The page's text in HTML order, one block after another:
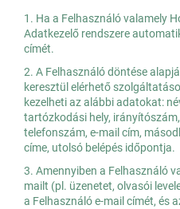
1. Ha a Felhasználó valamely
Adatkezelő rendszere
címét.
2. A Felhasználó döntése
keresztül elérhető
kezelheti az alábbi adatokat:
tartózkodási hely,
telefonszám, e-mail cím,
címe, utolsó belépés időpontja.
3. Amennyiben a Felhasználó
mailt (pl. üzenetet, olvasói
a Felhasználó e-mail címét, és